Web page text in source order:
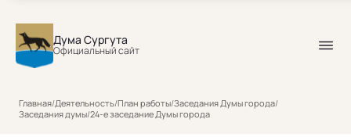
Дума Сургута
Официальный сайт
Главная/Деятельность/План работы/Заседания Думы города/
Заседания думы/24-е заседание Думы города